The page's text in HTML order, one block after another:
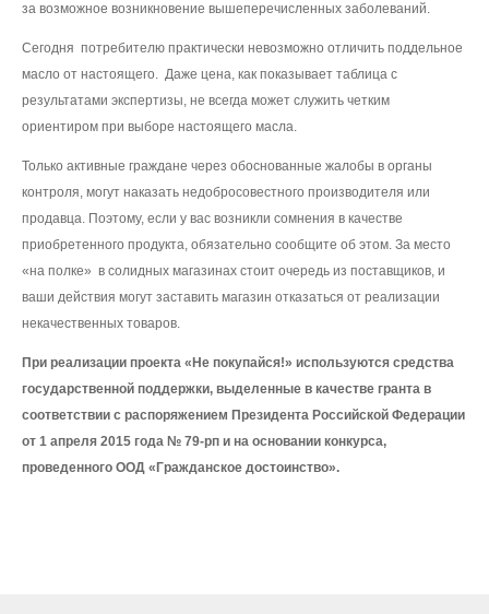
за возможное возникновение вышеперечисленных заболеваний.
Сегодня потребителю практически невозможно отличить поддельное
масло от настоящего. Даже цена, как показывает таблица с
результатами экспертизы, не всегда может служить четким
ориентиром при выборе настоящего масла.
Только активные граждане через обоснованные жалобы в органы
контроля, могут наказать недобросовестного производителя или
продавца. Поэтому, если у вас возникли сомнения в качестве
приобретенного продукта, обязательно сообщите об этом. За место
«на полке» в солидных магазинах стоит очередь из поставщиков, и
ваши действия могут заставить магазин отказаться от реализации
некачественных товаров.
При реализации проекта «Не покупайся!» используются средства
государственной поддержки, выделенные в качестве гранта в
соответствии с распоряжением Президента Российской Федерации
от 1 апреля 2015 года № 79-рп и на основании конкурса,
проведенного ООД «Гражданское достоинство».